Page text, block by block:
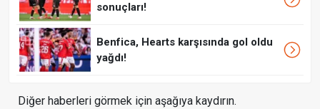
sonuçları!
Benfica, Hearts karşısında gol oldu
yağdı!
Diğer haberleri görmek için aşağıya kaydırın.